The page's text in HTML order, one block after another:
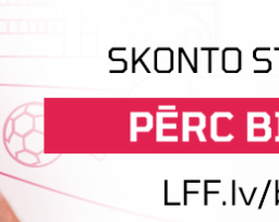
Dmitrijs Zabarovskis